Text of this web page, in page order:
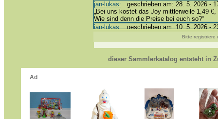
jan-lukas: geschrieben am: 28. 5. 2026 -
„Bei uns kostet das Joy mittlerweile 1,49
Wie sind denn die Preise bei euch so?“
jan-lukas:geschrieben am: 10. 5. 2026 -
Bonsaipanther:geschrieben am: 10. 5.
@ Harald
https://www.ue-ei-portal-
Dein Enkel sollte zur Strafe die nächsten
Für die Figuren VC307, 310, 318 und 326
mein Enkel hat die leider weggeworfen
jan-lukas:
geschrieben am: 29. 4. 2026 -
https://www.ferrero-
sammelspass.de/einladung/
Bitte registriere
dieser Sammlerkatalog entsteht in